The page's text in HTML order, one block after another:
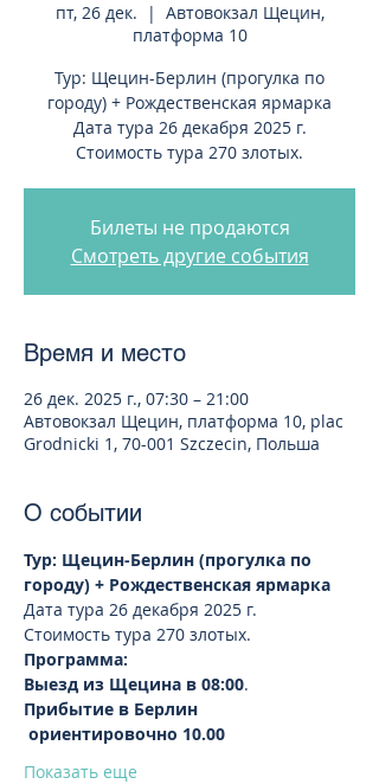
пт, 26 дек.
  |
Автовокзал Щецин,
платформа 10
Тур: Щецин-Берлин (прогулка по
городу) + Рождественская ярмарка
Дата тура 26 декабря 2025 г.
Стоимость тура 270 злотых.
Билеты не продаются
Смотреть другие события
Время и место
26 дек. 2025 г., 07:30 – 21:00
Автовокзал Щецин, платформа 10, plac
Grodnicki 1, 70-001 Szczecin, Польша
О событии
Тур: Щецин-Берлин (прогулка по
городу) + Рождественская ярмарка
Дата тура 26 декабря 2025 г.
Стоимость тура 270 злотых.
Программа:
Выезд из Щецина в 08:00.
Прибытие в Берлин
ориентировочно 10.00
Показать еще